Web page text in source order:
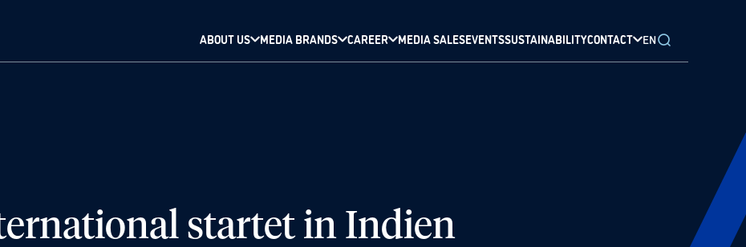
ABOUT US MEDIA BRANDS CAREER MEDIA SALESEVENTSSUSTAINABILITYCONTACT EN
startet in Indien